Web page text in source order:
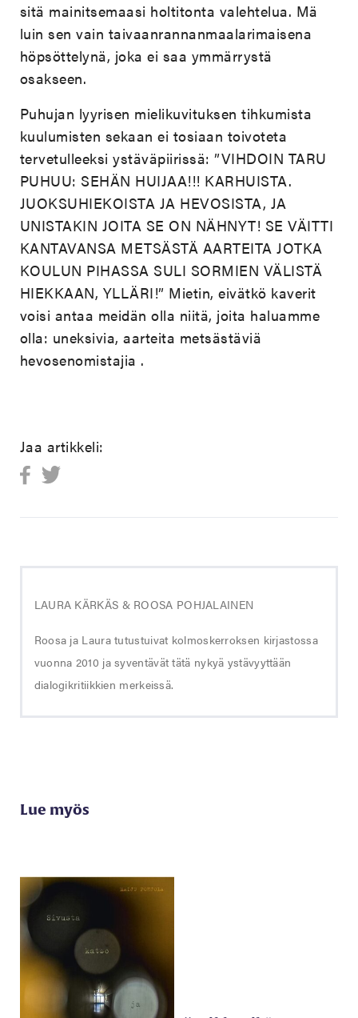
sitä mainitsemaasi holtitonta valehtelua. Mä
luin sen vain taivaanrannanmaalarimaisena
höpsöttelynä, joka ei saa ymmärrystä
osakseen.
Puhujan lyyrisen mielikuvituksen tihkumista
kuulumisten sekaan ei tosiaan toivoteta
tervetulleeksi ystäväpiirissä: ”VIHDOIN TARU
PUHUU: SEHÄN HUIJAA!!! KARHUISTA.
JUOKSUHIEKOISTA JA HEVOSISTA, JA
UNISTAKIN JOITA SE ON NÄHNYT! SE VÄITTI
KANTAVANSA METSÄSTÄ AARTEITA JOTKA
KOULUN PIHASSA SULI SORMIEN VÄLISTÄ
HIEKKAAN, YLLÄRI!” Mietin, eivätkö kaverit
voisi antaa meidän olla niitä, joita haluamme
olla: uneksivia, aarteita metsästäviä
hevosenomistajia .
Jaa artikkeli:
LAURA KÄRKÄS & ROOSA POHJALAINEN
Roosa ja Laura tutustuivat kolmoskerroksen kirjastossa
vuonna 2010 ja syventävät tätä nykyä ystävyyttään
dialogikritiikkien merkeissä.
Lue myös